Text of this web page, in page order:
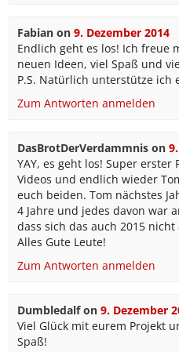
Fabianon 9. Dezember 2014
Endlich geht es los! Ich freue
neuen Ideen, viel Spaß und
P.S. Natürlich unterstütze ich
Zum Antworten anmelden
DasBrotDerVerdammnison
YAY, es geht los! Super erster
Videos und endlich wieder
euch beiden. Tom nächstes
4 Jahre und jedes davon war
dass sich das auch 2015
Alles Gute Leute!
Zum Antworten anmelden
Dumbledalfon 9. Dezember
Viel Glück mit eurem Projekt
Spaß!